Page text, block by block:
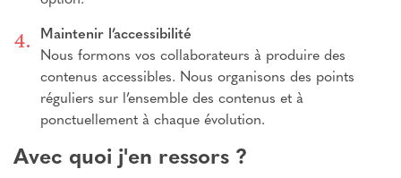
Maintenir l’accessibilité
Nous formons vos collaborateurs à produire des
contenus accessibles. Nous organisons des points
réguliers sur l’ensemble des contenus et à
ponctuellement à chaque évolution.
Avec quoi j'en ressors ?